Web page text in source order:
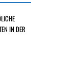
IN DER